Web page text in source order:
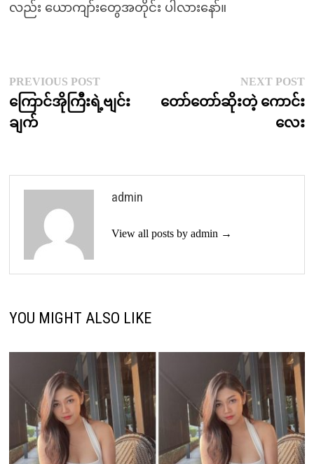
လည်း ယောကျာ်းတွေအတိုင်း ပါလားနော်။
Post
navigation
PREVIOUS POSTPrevious
post:
ကြောင်အိုကြီးရဲ့ဗျင်း
ချက်
NEXT POST
တော်တော်ဆိုးတဲ့ ကောင်း
လေး
admin
View all posts by admin →
YOU MIGHT ALSO LIKE